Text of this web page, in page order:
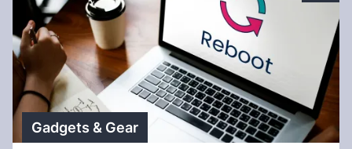
Gadgets & Gear